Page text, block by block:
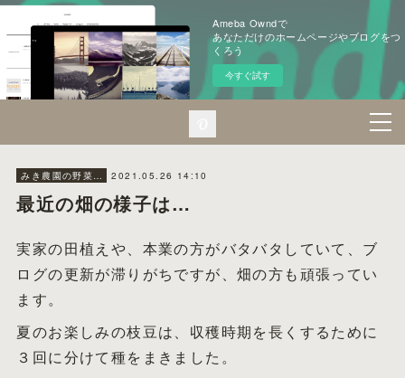
Ameba Owndで
あなただけのホームページやブログをつ
くろう
今すぐ試す
みき農園の野菜たち 2021.05.26 14:10
最近の畑の様子は…
実家の田植えや、本業の方がバタバタしていて、ブ
ログの更新が滞りがちですが、畑の方も頑張ってい
ます。
夏のお楽しみの枝豆は、収穫時期を長くするために
３回に分けて種をまきました。